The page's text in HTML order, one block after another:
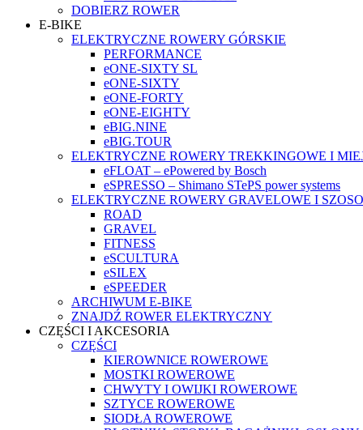
DOBIERZ ROWER
E-BIKE
ELEKTRYCZNE ROWERY GÓRSKIE
PERFORMANCE
eONE-SIXTY SL
eONE-SIXTY
eONE-FORTY
eONE-EIGHTY
eBIG.NINE
eBIG.TOUR
ELEKTRYCZNE ROWERY TREKKINGOWE I
eFLOAT – ePowered by Bosch
eSPRESSO – Shimano STePS power systems
ELEKTRYCZNE ROWERY GRAVELOWE I
ROAD
GRAVEL
FITNESS
eSCULTURA
eSILEX
eSPEEDER
ARCHIWUM E-BIKE
ZNAJDŹ ROWER ELEKTRYCZNY
CZĘŚCI I AKCESORIA
CZĘŚCI
KIEROWNICE ROWEROWE
MOSTKI ROWEROWE
CHWYTY I OWIJKI ROWEROWE
SZTYCE ROWEROWE
SIODŁA ROWEROWE